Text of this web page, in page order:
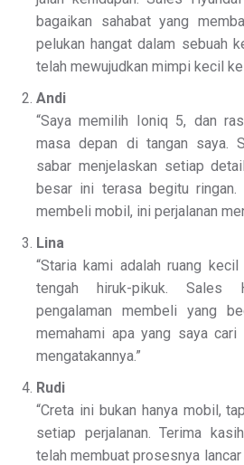
bagaikan sahabat yang
pelukan hangat dalam sebuah
telah mewujudkan mimpi kecil
Andi
“Saya memilih Ioniq 5, dan
masa depan di tangan saya.
sabar menjelaskan setiap
besar ini terasa begitu
membeli mobil, ini perjalanan
Lina
“Staria kami adalah ruang
tengah hiruk-pikuk. Sales
pengalaman membeli yang
memahami apa yang saya
mengatakannya.”
Rudi
“Creta ini bukan hanya mobil,
setiap perjalanan. Terima
telah membuat prosesnya lancar